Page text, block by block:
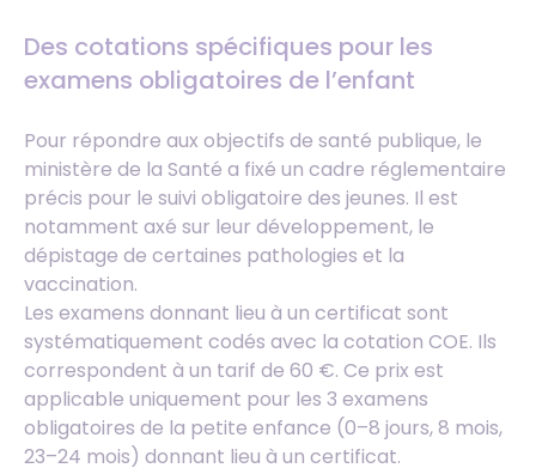
Des cotations spécifiques pour les
examens obligatoires de l’enfant
Pour répondre aux objectifs de santé publique, le
ministère de la Santé a fixé un cadre réglementaire
précis pour le suivi obligatoire des jeunes. Il est
notamment axé sur leur développement, le
dépistage de certaines pathologies et la
vaccination.
Les examens donnant lieu à un certificat sont
systématiquement codés avec la cotation COE. Ils
correspondent à un tarif de 60 €. Ce prix est
applicable uniquement pour les 3 examens
obligatoires de la petite enfance (0–8 jours, 8 mois,
23–24 mois) donnant lieu à un certificat.